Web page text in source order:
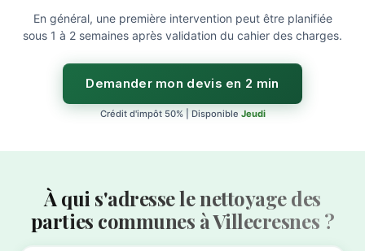
En général, une première intervention peut être planifiée
sous 1 à 2 semaines après validation du cahier des charges.
Demander mon devis en 2 min
Crédit d'impôt 50% | Disponible Jeudi
À qui s'adresse le nettoyage des
parties communes à Villecresnes ?